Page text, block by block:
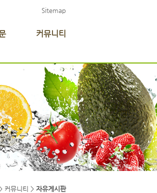
Sitemap
커뮤니티
커뮤니티 > 자유게시판